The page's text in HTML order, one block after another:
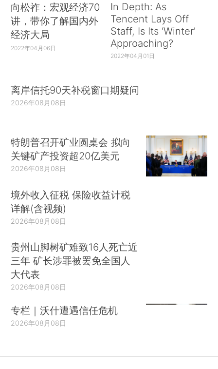
向松祚：宏观经济70
讲，带你了解国内外
经济大局
2022年04月06日
In Depth: As
Tencent Lays Off
Staff, Is Its ‘Winter’
Approaching?
2022年04月01日
离岸信托90天补税窗口期疑问
2026年08月08日
特朗普召开矿业圆桌会 拟向
关键矿产投资超20亿美元
2026年08月08日
境外收入征税 保险收益计税
详解(含视频)
2026年08月08日
贵州山脚树矿难致16人死亡近
三年 矿长涉罪被罢免全国人
大代表
2026年08月08日
专栏｜沃什遭遇信任危机
2026年08月08日